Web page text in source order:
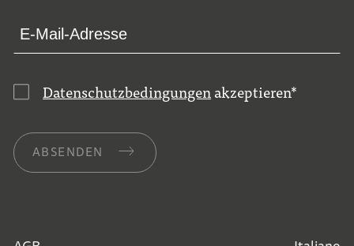
Datenschutzbedingungen akzeptieren*
ABSENDEN